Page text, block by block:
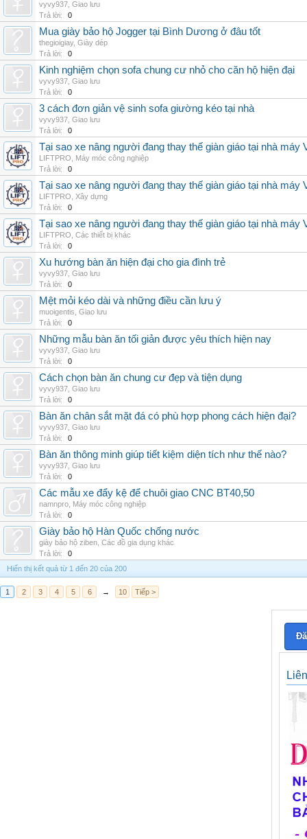
vyvy937 Giao lưu
Trả lời:
0
Mua giày bảo hộ Jogger tại Bình Dương ở đâu tốt
thegioigiay, Giày dép
Trả lời:
0
Kinh nghiệm chọn sofa chung cư nhỏ cho căn hộ hiện đại
vyvy937 Giao lưu
Trả lời:
0
3 cách đơn giản vệ sinh sofa giường kéo tại nhà
vyvy937 Giao lưu
Trả lời:
0
Tại sao xe nâng người đang thay thế giàn giáo tại nhà máy
LIFTPRO
Máy móc công nghiệp
Trả lời:
0
Tại sao xe nâng người đang thay thế giàn giáo tại nhà máy
LIFTPRO
Xây dựng
Trả lời:
0
Tại sao xe nâng người đang thay thế giàn giáo tại nhà máy
LIFTPRO Các thiết bị khác
Trả lời:
0
Xu hướng bàn ăn hiện đại cho gia đình trẻ
vyvy937 Giao lưu
Trả lời:
0
Mệt mỏi kéo dài và những điều cần lưu ý
muoigentis Giao lưu
Trả lời:
0
Những mẫu bàn ăn tối giản được yêu thích hiện nay
vyvy937 Giao lưu
Trả lời:
0
Cách chọn bàn ăn chung cư đẹp và tiện dụng
vyvy937 Giao lưu
Trả lời:
0
Bàn ăn chân sắt mặt đá có phù hợp phong cách hiện đại?
vyvy937 Giao lưu
Trả lời:
0
Bàn ăn thông minh giúp tiết kiệm diện tích như thế nào?
vyvy937 Giao lưu
Trả lời:
0
Các mẫu xe đẩy kệ để chuôi giao CNC BT40,50
namnpro Máy móc công nghiệp
Trả lời:
0
Giày bảo hộ Hàn Quốc chống nước
giày bảo hộ ziben Các đồ gia dụng khác
Trả lời:
0
Hiển thị kết quả từ 1 đến 20 của 200
1 2 3 4 5 6 → 10 Tiếp >